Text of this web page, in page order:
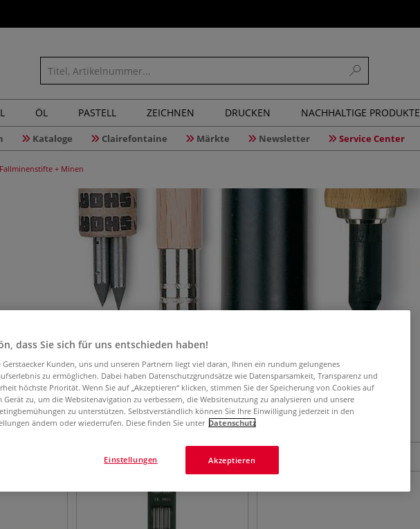
ÖL PASTELL ZEICHNEN DRUCKEN NACHHALTIGE PRODUKTE
Kataloge Clairefontaine Märkte Newsletter Service Center
Fallminenstifte + Minen
+ MINEN
dass Sie sich für uns entschieden haben!
Gerstaecker Kunden, uns und unseren Partnern liegt viel daran, Ihnen ein rundum gelungenes
zu ermöglichen. Dabei haben Datenschutzgrundsätze wie Datensparsamkeit, Transparenz und
höchste Priorität. Wenn Sie auf „Akzeptieren“ klicken, stimmen Sie der Speicherung von Cookies auf
Gerät zu, um die Websitenavigation zu verbessern, die Websitenutzung zu analysieren und unsere
zu unterstützen. Selbstverständlich können Sie Ihre Einwilligung jederzeit in den
ändern oder wiederrufen. Diese finden Sie unter Datenschutz
Akzeptieren
Einstellungen